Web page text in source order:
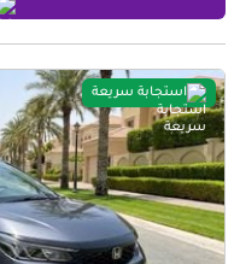
استجابة سريعة